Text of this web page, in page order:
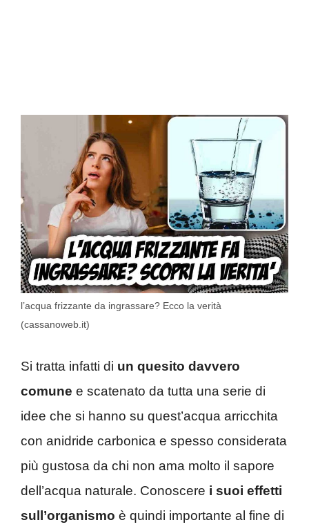
l’acqua frizzante da ingrassare? Ecco la verità
(cassanoweb.it)
Si tratta infatti di un quesito davvero
comune e scatenato da tutta una serie di
idee che si hanno su quest’acqua arricchita
con anidride carbonica e spesso considerata
più gustosa da chi non ama molto il sapore
dell’acqua naturale. Conoscere i suoi effetti
sull’organismo è quindi importante al fine di